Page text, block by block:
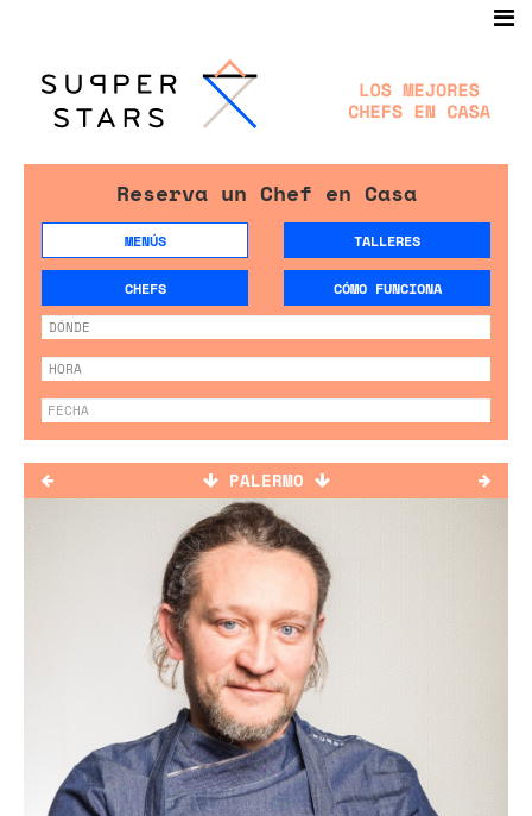
Reserva un Chef en Casa
MENÚS TALLERES
CHEFS CÓMO FUNCIONA
PALERMO